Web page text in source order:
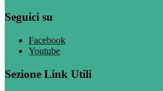
Seguici su
Facebook
Youtube
Sezione Link Utili